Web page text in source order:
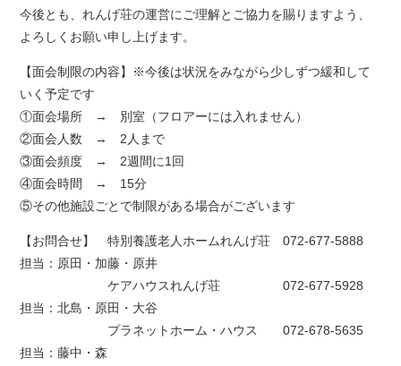
今後とも、れんげ荘の運営にご理解とご協力を賜りますよう、
よろしくお願い申し上げます。
【面会制限の内容】※今後は状況をみながら少しずつ緩和して
いく予定です
①面会場所 → 別室（フロアーには入れません）
②面会人数 → 2人まで
③面会頻度 → 2週間に1回
④面会時間 → 15分
⑤その他施設ごとで制限がある場合がございます
【お問合せ】 特別養護老人ホームれんげ荘 072-677-5888
担当：原田・加藤・原井
ケアハウスれんげ荘 072-677-5928
担当：北島・原田・大谷
プラネットホーム・ハウス 072-678-5635
担当：藤中・森